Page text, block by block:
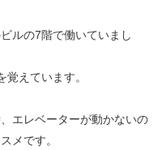
ルの7階で働いていまし
えています。
エレベーターが動かないの
メです。